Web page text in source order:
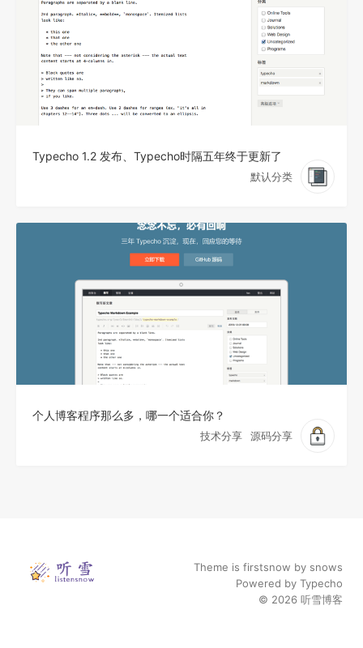
Typecho 1.2 发布、Typecho时隔五年终于更新了
默认分类
个人博客程序那么多，哪一个适合你？
源码分享
技术分享
Theme is firstsnow by snows
Powered by Typecho
© 2026 听雪博客